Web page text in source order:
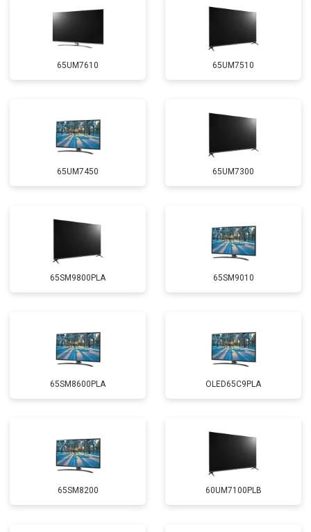
65UM7610 65UM7510
65UM7450 65UM7300
65SM9800PLA 65SM9010
65SM8600PLA OLED65C9PLA
65SM8200 60UM7100PLB